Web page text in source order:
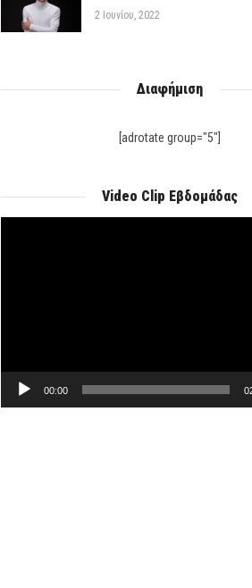
2 Ιουνίου, 2022
Διαφήμιση
[adrotate group="5"]
Video Clip Εβδομάδας
00:00